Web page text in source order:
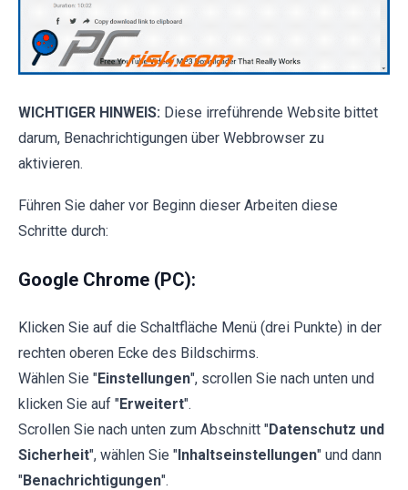
WICHTIGER HINWEIS: Diese irreführende Website bittet
darum, Benachrichtigungen über Webbrowser zu
aktivieren.
Führen Sie daher vor Beginn dieser Arbeiten diese
Schritte durch:
Google Chrome (PC):
Klicken Sie auf die Schaltfläche Menü (drei Punkte) in der
rechten oberen Ecke des Bildschirms.
Wählen Sie "Einstellungen", scrollen Sie nach unten und
klicken Sie auf "Erweitert".
Scrollen Sie nach unten zum Abschnitt "Datenschutz und
Sicherheit", wählen Sie "Inhaltseinstellungen" und dann
"Benachrichtigungen".